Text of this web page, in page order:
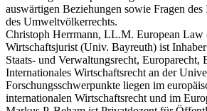
auswärtigen Beziehungen sowie Fragen
des Umweltvölkerrechts.
Christoph Herrmann, LL.M. European Law
Wirtschaftsjurist (Univ. Bayreuth) ist
Staats- und Verwaltungsrecht, Europarecht,
Internationales Wirtschaftsrecht an der
Forschungsschwerpunkte liegen im
internationalen Wirtschaftsrecht und im